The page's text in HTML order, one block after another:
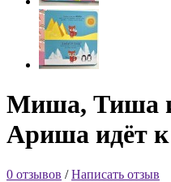
Миша, Тиша
Ариша идёт
0 отзывов /Написать отзыв